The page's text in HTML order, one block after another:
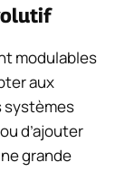
modulables
aux
systèmes
d’ajouter
grande